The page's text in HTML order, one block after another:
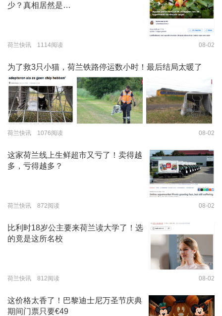
少？真相居然是…
荷兰快讯 1114阅读 08-02
为了救3只小猫，荷兰铁路停运数小时！最后结局太暖了
荷兰快讯 1076阅读 08-02
这家荷兰线上生鲜超市又亏了！卖得越
多，亏得越多？
荷兰快讯 872阅读 08-02
比利时18岁公主要来荷兰读大学了！选
的竟是这所名校
荷兰快讯 812阅读 08-02
这价格太香了！巴黎迪士尼万圣节庆典
期间门票只要€49